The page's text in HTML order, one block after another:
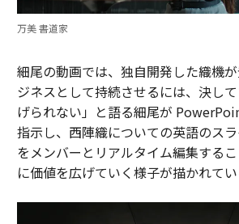
万美 書道家
細尾の動画では、独自開発した織機
ジネスとして持続させるには、決し
げられない」と語る細尾が
指示し、西陣織についての英語のス
をメンバーとリアルタイム編集する
に価値を広げていく様子が描かれてい